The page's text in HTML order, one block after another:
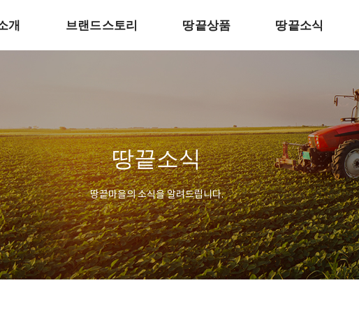
개 브랜드스토리 땅끝상품 땅끝소식
땅끝소식
땅끝마을의 소식을 알려드립니다.